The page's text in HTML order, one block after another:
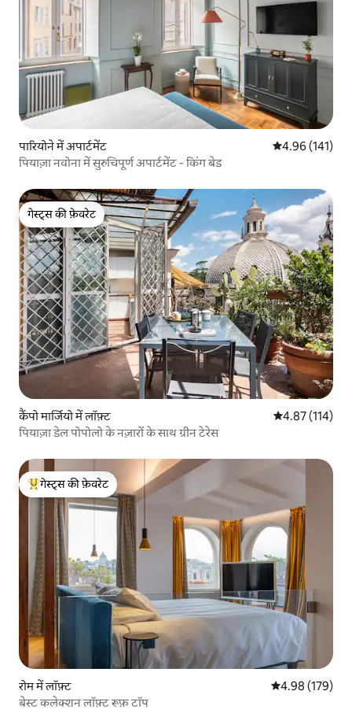
पारियोने में अपार्टमेंट औसत रेटिंग 5 में से
4.96 (141)
पियाज़ा नवोना में सुरुचिपूर्ण अपार्टमेंट - किंग बेड
गेस्ट्स की फ़ेवरेट
गेस्ट्स की फ़ेवरेट
कैंपो मार्जियो में लॉफ़्ट औसत रेटिंग 5 में से
4.87 (114)
पियाज़ा डेल पोपोलो के नज़ारों के साथ ग्रीन टेरेस
गेस्ट्स का टॉप फ़ेवरेट
गेस्ट्स की फ़ेवरेट
रोम में लॉफ़्ट औसत रेटिंग 5 में से
4.98 (179)
बेस्ट कलेक्शन लॉफ़्ट रूफ़ टॉप